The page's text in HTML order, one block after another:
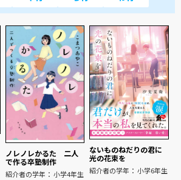
ノレノレかるた 二人
で作る卒塾制作
紹介者の学年： 小学4年生
ないものねだりの君に
光の花束を
紹介者の学年： 小学6年生